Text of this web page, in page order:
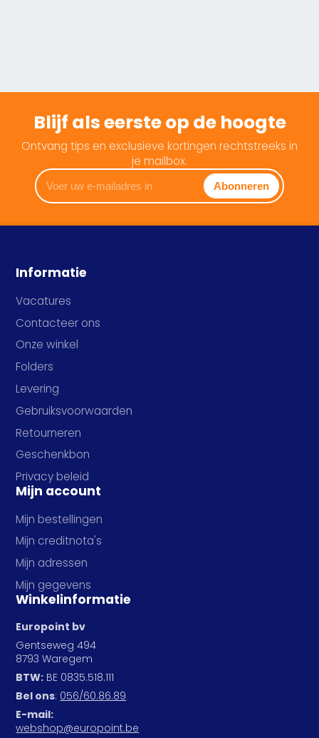
Blijf als eerste op de hoogte
Ontvang tips en exclusieve kortingen rechtstreeks in
je mailbox.
Voer
uw
e-
in
Abonneren
Informatie
Vacatures
Contacteer ons
Onze winkel
Folders
Levering
Gebruiksvoorwaarden
Retourneren
Geschenkbon
Privacy beleid
Mijn account
Mijn bestellingen
Mijn creditnota's
Mijn adressen
Mijn gegevens
Winkelinformatie
Europoint bv
Gentseweg 494
8793 Waregem
BTW: BE 0835.518.111
Bel ons: 056/60.86.89
E-mail:
webshop@europoint.be